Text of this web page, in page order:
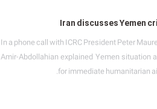
Iran discusses Yemen
In a phone call with ICRC President Peter
Amir-Abdollahian explained Yemen situation
for immediate humanitarian